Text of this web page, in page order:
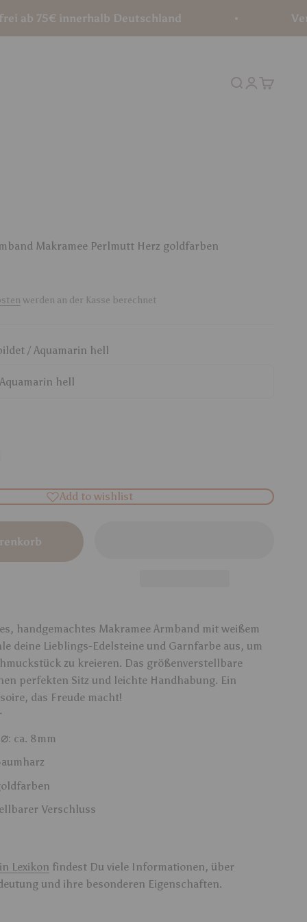
innerhalb Deutschland
SucheAnmelden
Makramee Perlmutt Herz goldfarben
werden an der Kasse berechnet
/ Aquamarin hell
hell
Add to wishlist
handgemachtes Makramee Armband mit weißem
deine Lieblings-Edelsteine und Garnfarbe aus, um
zu kreieren. Das größenverstellbare
perfekten Sitz und leichte Handhabung. Ein
das Freude macht!
⌀: ca. 8mm
Verschluss
Lexikon findest Du viele Informationen, über
und ihre besonderen Eigenschaften.